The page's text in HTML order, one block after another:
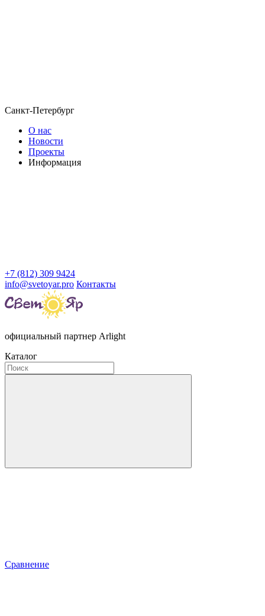
Санкт-Петербург
О нас
Новости
Проекты
Информация
+7 (812) 309 9424
info@svetoyar.pro Контакты
официальный партнер Arlight
Каталог
Сравнение